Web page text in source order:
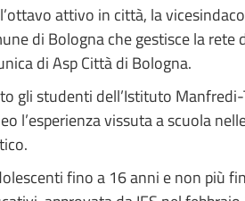
attivo in città, la
di Bologna che gestisce la
di Asp Città di Bologna.
gli studenti dell’Istituto
l’esperienza vissuta a scuola
fino a 16 anni e non più